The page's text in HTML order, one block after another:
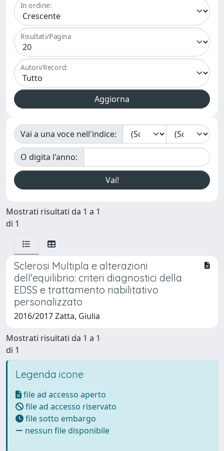
In ordine:
Risultati/Pagina
Autori/Record:
Vai a una voce nell'indice:
O digita l'anno:
Mostrati risultati da 1 a 1
di 1
Sclerosi Multipla e alterazioni
dell'equilibrio: criteri diagnostici della
EDSS e trattamento riabilitativo
personalizzato
2016/2017 Zatta, Giulia
Mostrati risultati da 1 a 1
di 1
Legenda icone
file ad accesso aperto
file ad accesso riservato
file sotto embargo
nessun file disponibile